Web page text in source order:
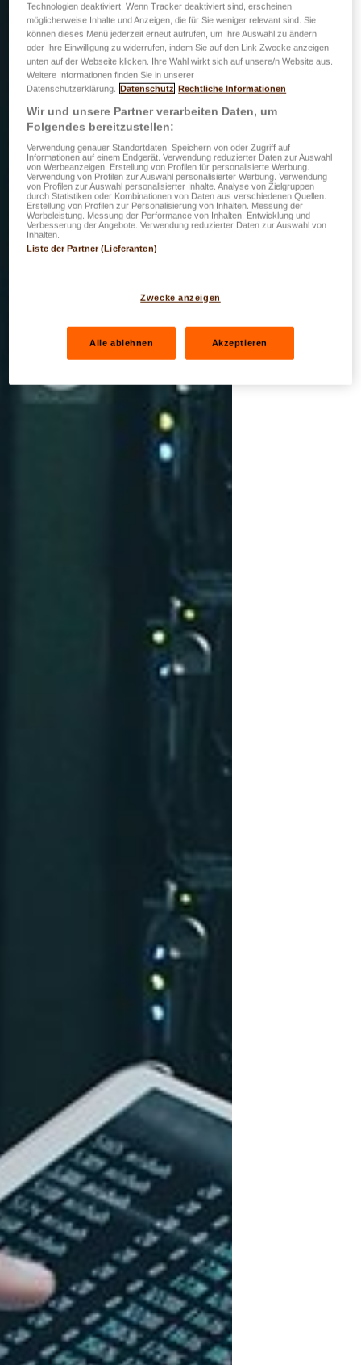
Technologien deaktiviert. Wenn Tracker deaktiviert sind, erscheinen
möglicherweise Inhalte und Anzeigen, die für Sie weniger relevant sind. Sie
können dieses Menü jederzeit erneut aufrufen, um Ihre Auswahl zu ändern
oder Ihre Einwilligung zu widerrufen, indem Sie auf den Link Zwecke anzeigen
unten auf der Webseite klicken. Ihre Wahl wirkt sich auf unsere/n Website aus.
Weitere Informationen finden Sie in unserer
Datenschutzerklärung. Datenschutz Rechtliche Informationen
Wir und unsere Partner verarbeiten Daten, um
Folgendes bereitzustellen:
Verwendung genauer Standortdaten. Speichern von oder Zugriff auf
Informationen auf einem Endgerät. Verwendung reduzierter Daten zur Auswahl
von Werbeanzeigen. Erstellung von Profilen für personalisierte Werbung.
Verwendung von Profilen zur Auswahl personalisierter Werbung. Verwendung
von Profilen zur Auswahl personalisierter Inhalte. Analyse von Zielgruppen
durch Statistiken oder Kombinationen von Daten aus verschiedenen Quellen.
Erstellung von Profilen zur Personalisierung von Inhalten. Messung der
Werbeleistung. Messung der Performance von Inhalten. Entwicklung und
Verbesserung der Angebote. Verwendung reduzierter Daten zur Auswahl von
Inhalten.
Liste der Partner (Lieferanten)
Zwecke anzeigen
Alle ablehnen Akzeptieren